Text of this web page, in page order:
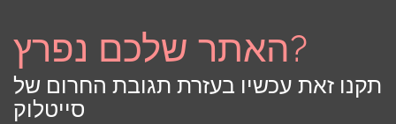
האתר שלכם נפרץ?
תקנו זאת עכשיו בעזרת תגובת החרום של
סייטלוק